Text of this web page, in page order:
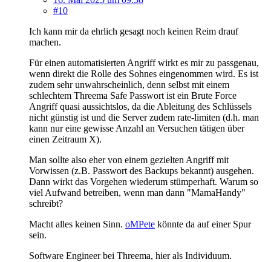
#10
Ich kann mir da ehrlich gesagt noch keinen Reim drauf
machen.
Für einen automatisierten Angriff wirkt es mir zu passgenau,
wenn direkt die Rolle des Sohnes eingenommen wird. Es ist
zudem sehr unwahrscheinlich, denn selbst mit einem
schlechtem Threema Safe Passwort ist ein Brute Force
Angriff quasi aussichtslos, da die Ableitung des Schlüssels
nicht günstig ist und die Server zudem rate-limiten (d.h. man
kann nur eine gewisse Anzahl an Versuchen tätigen über
einen Zeitraum X).
Man sollte also eher von einem gezielten Angriff mit
Vorwissen (z.B. Passwort des Backups bekannt) ausgehen.
Dann wirkt das Vorgehen wiederum stümperhaft. Warum so
viel Aufwand betreiben, wenn man dann "MamaHandy"
schreibt?
Macht alles keinen Sinn. oMPete könnte da auf einer Spur
sein.
Software Engineer bei Threema, hier als Individuum.